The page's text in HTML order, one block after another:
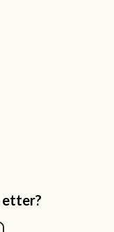
etter?